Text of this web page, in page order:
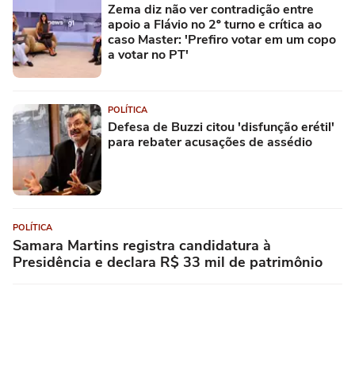
Zema diz não ver contradição entre
apoio a Flávio no 2º turno e crítica ao
caso Master: 'Prefiro votar em um copo
a votar no PT'
POLÍTICA
Defesa de Buzzi citou 'disfunção erétil'
para rebater acusações de assédio
POLÍTICA
Samara Martins registra candidatura à
Presidência e declara R$ 33 mil de patrimônio